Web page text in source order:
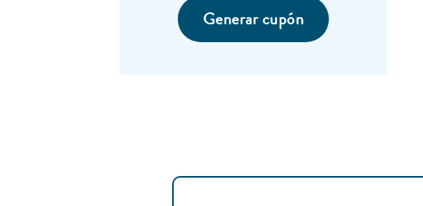
Generar cupón